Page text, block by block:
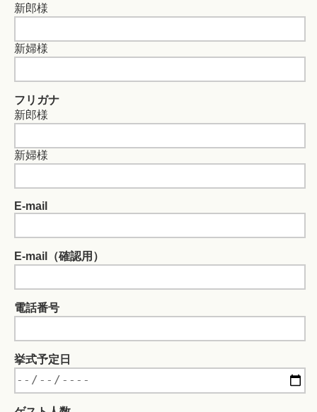
新郎様
新婦様
フリガナ
新郎様
新婦様
E-mail
E-mail（確認用）
電話番号
挙式予定日